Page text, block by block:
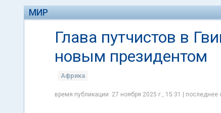
МИР
Глава путчистов в
новым президентом
Африка
время публикации: 27 ноября 2025 г., 15:31 |